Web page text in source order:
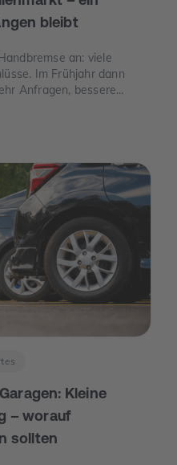
bleibt
an: viele
Im Frühjahr dann
Anfragen, bessere
Kleine
– worauf
sollten